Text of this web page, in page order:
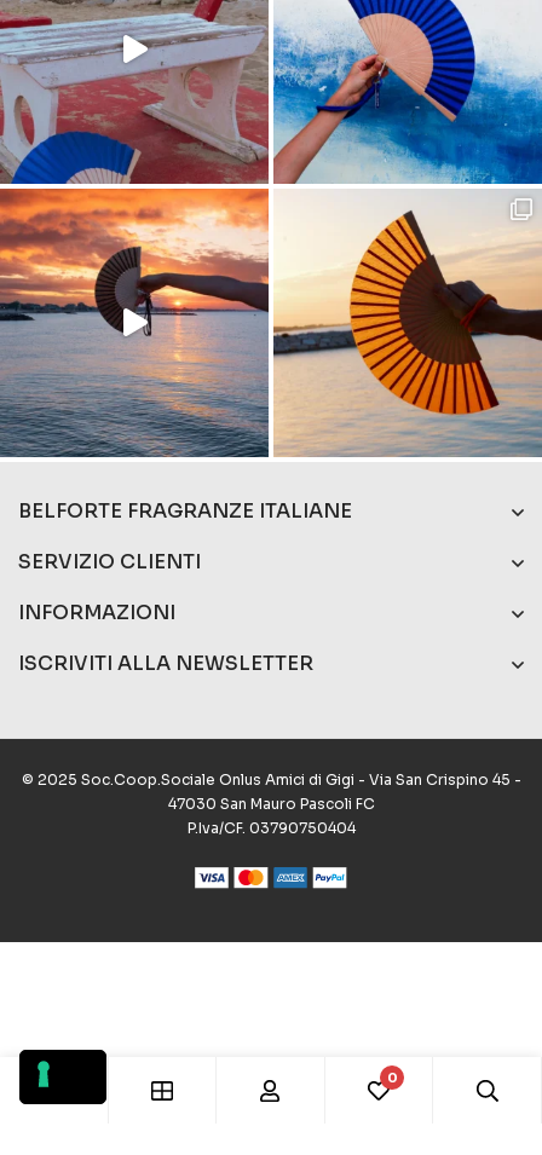
BELFORTE FRAGRANZE ITALIANE
SERVIZIO CLIENTI
INFORMAZIONI
ISCRIVITI ALLA NEWSLETTER
© 2025 Soc.Coop.Sociale Onlus Amici di Gigi - Via San Crispino 45 -
47030 San Mauro Pascoli FC
P.Iva/CF. 03790750404
0